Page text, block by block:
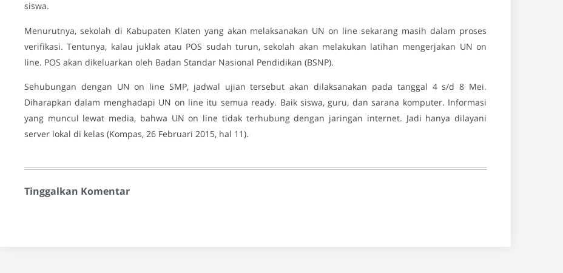
siswa.
Menurutnya, sekolah di Kabupaten Klaten yang akan melaksanakan UN on line sekarang masih dalam proses
verifikasi. Tentunya, kalau juklak atau POS sudah turun, sekolah akan melakukan latihan mengerjakan UN on
line. POS akan dikeluarkan oleh Badan Standar Nasional Pendidikan (BSNP).
Sehubungan dengan UN on line SMP, jadwal ujian tersebut akan dilaksanakan pada tanggal 4 s/d 8 Mei.
Diharapkan dalam menghadapi UN on line itu semua ready. Baik siswa, guru, dan sarana komputer. Informasi
yang muncul lewat media, bahwa UN on line tidak terhubung dengan jaringan internet. Jadi hanya dilayani
server lokal di kelas (Kompas, 26 Februari 2015, hal 11).
Tinggalkan Komentar